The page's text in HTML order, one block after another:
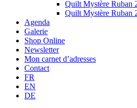
Quilt Mystère Ruban
Quilt Mystère Ruban
Agenda
Galerie
Shop Online
Newsletter
Mon carnet d’adresses
Contact
FR
EN
DE